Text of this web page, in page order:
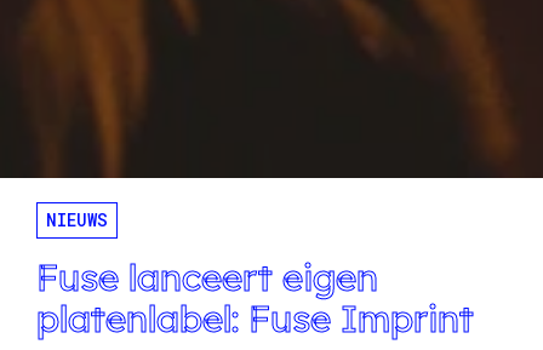
NIEUWS
Fuse lanceert eigen
platenlabel: Fuse Imprint